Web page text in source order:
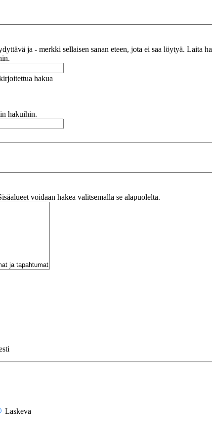
ja - merkki sellaisen sanan eteen, jota ei saa löytyä. Laita
hakua
hakuihin.
voidaan hakea valitsemalla se alapuolelta.
Laskeva